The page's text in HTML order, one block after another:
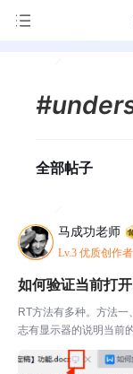
全部帖子
马成功老师
Lv.3 优质创作者
如何验证当前打
RT方法有多种。方法
志有显示器的说明当前
的说明当前打开的文档
法，看软件右侧云激活